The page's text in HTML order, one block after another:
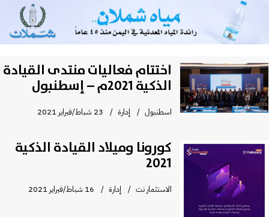
اختتام فعاليات منتدى القيادة
الذكية 2021م – إسطنبول
اسطنبول إدارة 23 شباط/فبراير 2021
كورونا وميلاد القيادة الذكية
2021
الاستثمار نت إدارة 16 شباط/فبراير 2021